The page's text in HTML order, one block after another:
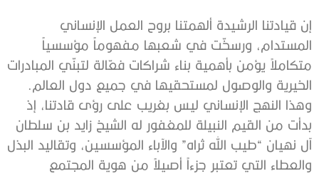
إن قيادتنا الرشيدة ألهمتنا بروح العمل الإنساني
المستدام، ورسخّت في شعبها مفهوماً مؤسسياً
متكاملاً يؤمن بأهمية بناء شراكات فعّالة لتبنّي المبادرات
الخيرية والوصول لمستحقيها في جميع دول العالم.
وهذا النهج الإنساني ليس بغريب على رؤى قادتنا، إذ
بدأت من القيم النبيلة للمغفور له الشيخ زايد بن سلطان
آل نهيان “طيب الله ثراه” والآباء المؤسسين، وتقاليد البذل
والعطاء التي تعتبر جزءاً أصيلاً من هوية المجتمع